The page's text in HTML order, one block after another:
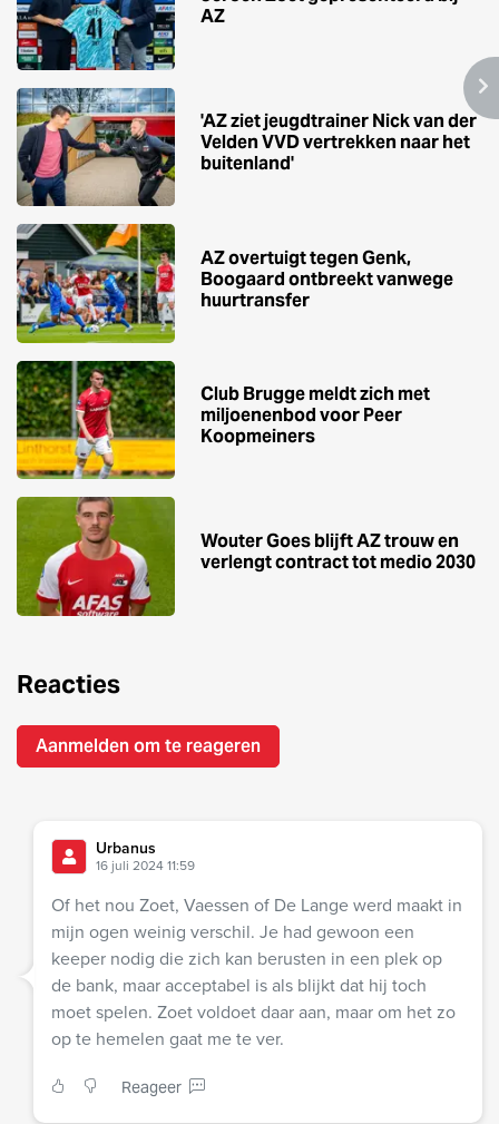
AZ
'AZ ziet jeugdtrainer Nick van der
Velden VVD vertrekken naar het
buitenland'
AZ overtuigt tegen Genk,
Boogaard ontbreekt vanwege
huurtransfer
Club Brugge meldt zich met
miljoenenbod voor Peer
Koopmeiners
Wouter Goes blijft AZ trouw en
verlengt contract tot medio 2030
Reacties
Aanmelden om te reageren
Urbanus
16 juli 2024 11:59
Of het nou Zoet, Vaessen of De Lange werd maakt in
mijn ogen weinig verschil. Je had gewoon een
keeper nodig die zich kan berusten in een plek op
de bank, maar acceptabel is als blijkt dat hij toch
moet spelen. Zoet voldoet daar aan, maar om het zo
op te hemelen gaat me te ver.
Reageer